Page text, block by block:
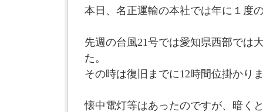
本日、名正運輸の本社では年に１度
先週の台風21号では愛知県西部では
た。
その時は復旧までに12時間位掛かり
懐中電灯等はあったのですが、暗く